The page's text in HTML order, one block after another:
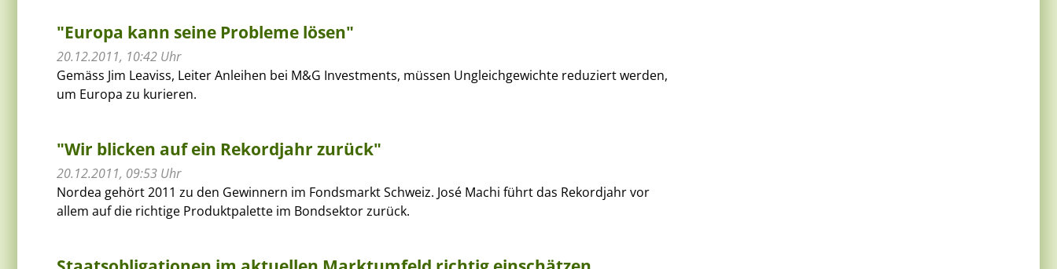
"Europa kann seine Probleme lösen"
20.12.2011, 10:42 Uhr
Gemäss Jim Leaviss, Leiter Anleihen bei M&G Investments, müssen Ungleichgewichte reduziert werden,
um Europa zu kurieren.
"Wir blicken auf ein Rekordjahr zurück"
20.12.2011, 09:53 Uhr
Nordea gehört 2011 zu den Gewinnern im Fondsmarkt Schweiz. José Machi führt das Rekordjahr vor
allem auf die richtige Produktpalette im Bondsektor zurück.